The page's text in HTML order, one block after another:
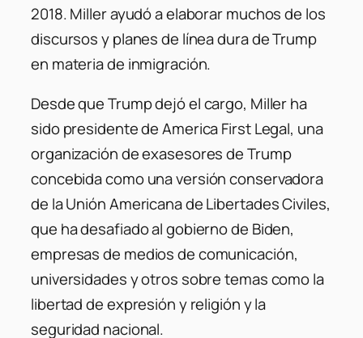
2018. Miller ayudó a elaborar muchos de los
discursos y planes de línea dura de Trump
en materia de inmigración.
Desde que Trump dejó el cargo, Miller ha
sido presidente de America First Legal, una
organización de exasesores de Trump
concebida como una versión conservadora
de la Unión Americana de Libertades Civiles,
que ha desafiado al gobierno de Biden,
empresas de medios de comunicación,
universidades y otros sobre temas como la
libertad de expresión y religión y la
seguridad nacional.